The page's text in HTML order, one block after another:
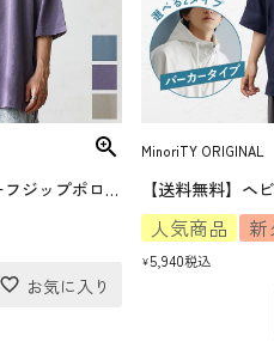
ヘビーウエイトハーフジップポロシャツ
MinoriTY ORIGINAL
人気商品 新
¥5,940税込